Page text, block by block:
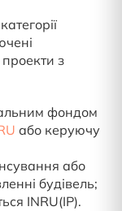
з
фондом
або керуючу
або
будівель;
INRU(IP).